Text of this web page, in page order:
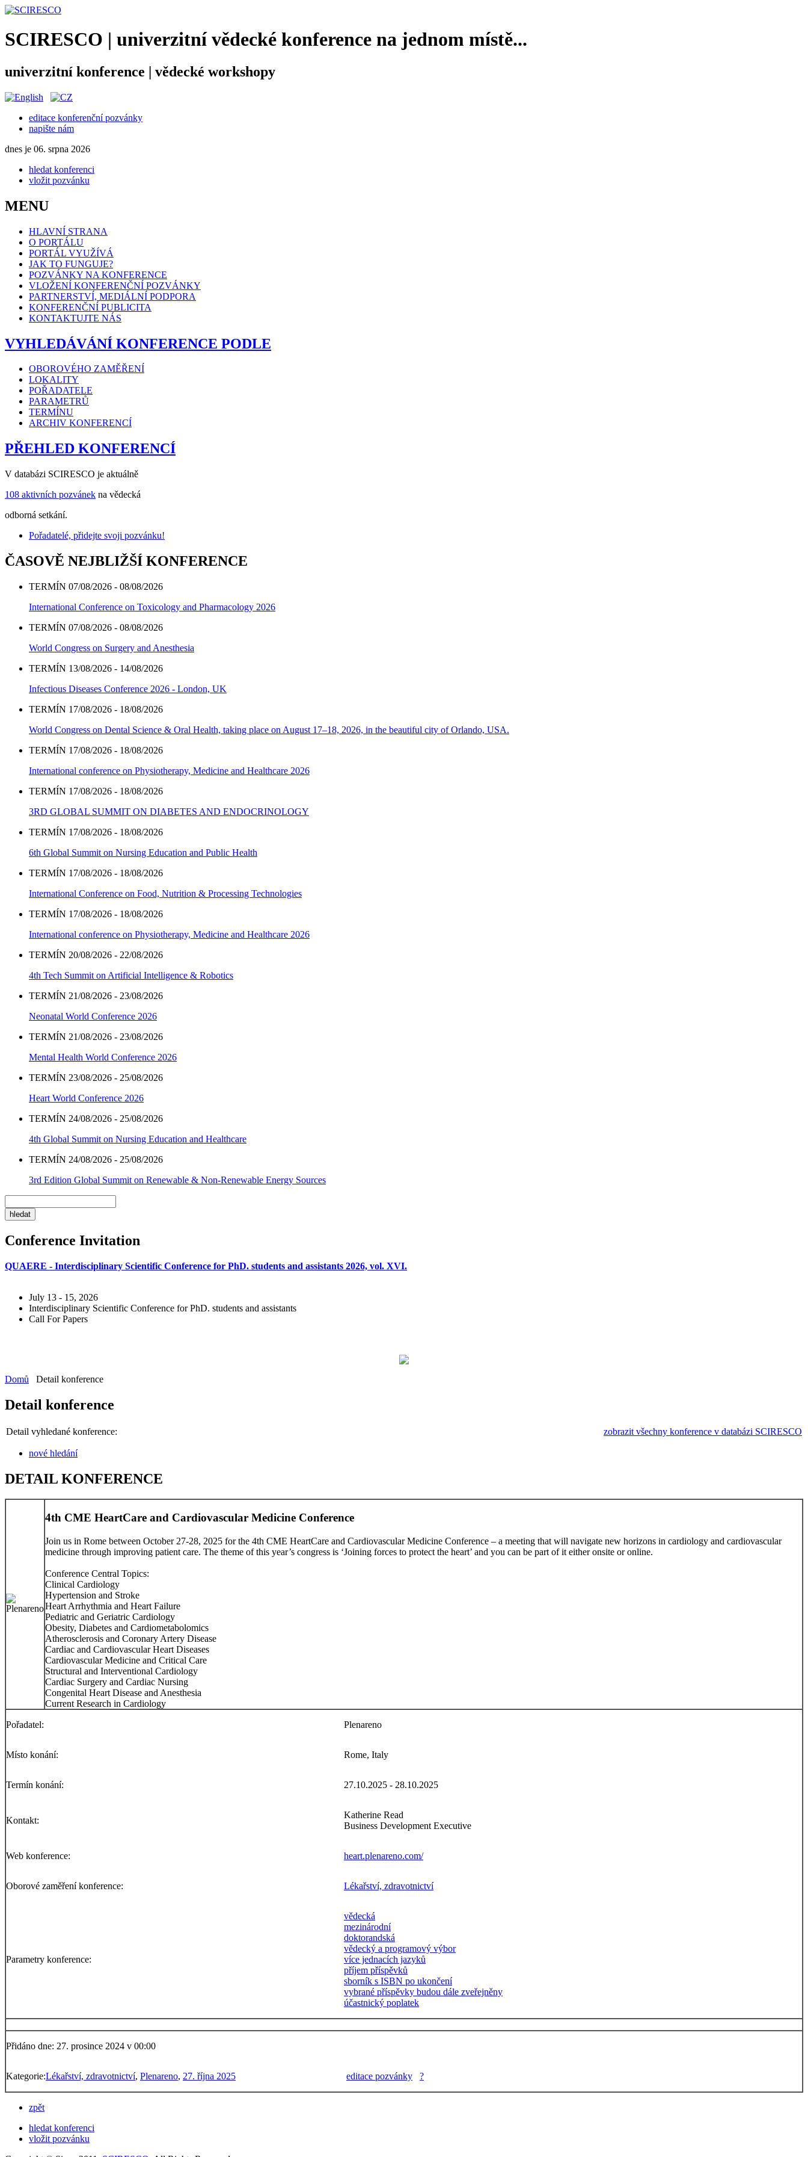
SCIRESCO | univerzitní vědecké konference na jednom místě...
univerzitní konference | vědecké workshopy
editace konferenční pozvánky
napište nám
dnes je 06. srpna 2026
hledat konferenci
vložit pozvánku
MENU
HLAVNÍ STRANA
O PORTÁLU
PORTÁL VYUŽÍVÁ
JAK TO FUNGUJE?
POZVÁNKY NA KONFERENCE
VLOŽENÍ KONFERENČNÍ POZVÁNKY
PARTNERSTVÍ, MEDIÁLNÍ PODPORA
KONFERENČNÍ PUBLICITA
KONTAKTUJTE NÁS
VYHLEDÁVÁNÍ KONFERENCE PODLE
OBOROVÉHO ZAMĚŘENÍ
LOKALITY
POŘADATELE
PARAMETRŮ
TERMÍNU
ARCHIV KONFERENCÍ
PŘEHLED KONFERENCÍ
V databázi SCIRESCO je aktuálně
108 aktivních pozvánek na vědecká
odborná setkání.
Pořadatelé, přidejte svoji pozvánku!
ČASOVĚ NEJBLIŽŠÍ KONFERENCE
TERMÍN 07/08/2026 - 08/08/2026
International Conference on Toxicology and Pharmacology 2026
TERMÍN 07/08/2026 - 08/08/2026
World Congress on Surgery and Anesthesia
TERMÍN 13/08/2026 - 14/08/2026
Infectious Diseases Conference 2026 - London, UK
TERMÍN 17/08/2026 - 18/08/2026
World Congress on Dental Science & Oral Health, taking place on August 17–18, 2026, in the beautiful city of Orlando, USA.
TERMÍN 17/08/2026 - 18/08/2026
International conference on Physiotherapy, Medicine and Healthcare 2026
TERMÍN 17/08/2026 - 18/08/2026
3RD GLOBAL SUMMIT ON DIABETES AND ENDOCRINOLOGY
TERMÍN 17/08/2026 - 18/08/2026
6th Global Summit on Nursing Education and Public Health
TERMÍN 17/08/2026 - 18/08/2026
International Conference on Food, Nutrition & Processing Technologies
TERMÍN 17/08/2026 - 18/08/2026
International conference on Physiotherapy, Medicine and Healthcare 2026
TERMÍN 20/08/2026 - 22/08/2026
4th Tech Summit on Artificial Intelligence & Robotics
TERMÍN 21/08/2026 - 23/08/2026
Neonatal World Conference 2026
TERMÍN 21/08/2026 - 23/08/2026
Mental Health World Conference 2026
TERMÍN 23/08/2026 - 25/08/2026
Heart World Conference 2026
TERMÍN 24/08/2026 - 25/08/2026
4th Global Summit on Nursing Education and Healthcare
TERMÍN 24/08/2026 - 25/08/2026
3rd Edition Global Summit on Renewable & Non-Renewable Energy Sources
Conference Invitation
QUAERE - Interdisciplinary Scientific Conference for PhD. students and assistants 2026, vol. XVI.
July 13 - 15, 2026
Interdisciplinary Scientific Conference for PhD. students and assistants
Call For Papers
Domů Detail konference
Detail konference
Detail vyhledané konference: zobrazit všechny konference v databázi SCIRESCO
nové hledání
DETAIL KONFERENCE
4th CME HeartCare and Cardiovascular Medicine Conference
Join us in Rome between October 27-28, 2025 for the 4th CME HeartCare and Cardiovascular Medicine Conference – a meeting that will navigate new horizons in cardiology and cardiovascular
medicine through improving patient care. The theme of this year’s congress is ‘Joining forces to protect the heart’ and you can be part of it either onsite or online.
Conference Central Topics:
Clinical Cardiology
Hypertension and Stroke
Heart Arrhythmia and Heart Failure
Pediatric and Geriatric Cardiology
Obesity, Diabetes and Cardiometabolomics
Atherosclerosis and Coronary Artery Disease
Cardiac and Cardiovascular Heart Diseases
Cardiovascular Medicine and Critical Care
Structural and Interventional Cardiology
Cardiac Surgery and Cardiac Nursing
Congenital Heart Disease and Anesthesia
Current Research in Cardiology
Pořadatel: Plenareno
Místo konání: Rome, Italy
Termín konání: 27.10.2025 - 28.10.2025
Kontakt:
Katherine Read
Business Development Executive
Web konference: heart.plenareno.com/
Oborové zaměření konference: Lékařství, zdravotnictví
Parametry konference:
vědecká
mezinárodní
doktorandská
vědecký a programový výbor
více jednacích jazyků
příjem příspěvků
sborník s ISBN po ukončení
vybrané příspěvky budou dále zveřejněny
účastnický poplatek
Přidáno dne: 27. prosince 2024 v 00:00
Kategorie:Lékařství, zdravotnictví, Plenareno, 27. října 2025 editace pozvánky ?
zpět
hledat konferenci
vložit pozvánku